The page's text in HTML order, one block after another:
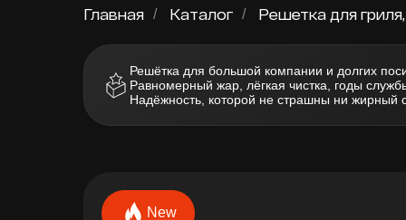
Главная / Каталог / Решетка для
Решётка для большой компании и долгих
Равномерный жар, лёгкая чистка, годы
Надёжность, которой не страшны ни жирный
New